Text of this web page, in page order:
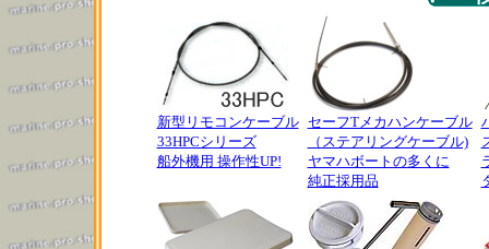
新型リモコンケーブル
33HPCシリーズ
船外機用 操作性UP!
セーフTメカハンケーブル
（ステアリングケーブル)
ヤマハボートの多くに
純正採用品